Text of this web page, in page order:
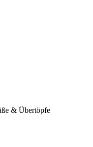
& Übertöpfe